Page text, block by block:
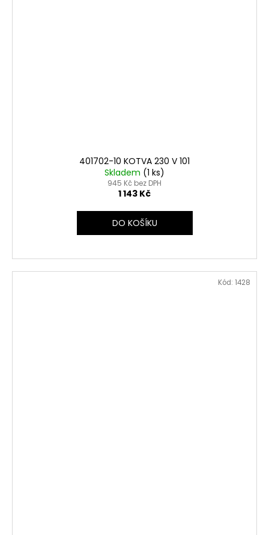
401702-10 KOTVA 230 V 101
Skladem (1 ks)
945 Kč bez DPH
1 143 Kč
DO KOŠÍKU
Kód: 1428